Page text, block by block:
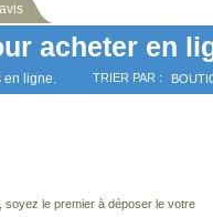
acheter en
en ligne. TRIER PAR :
soyez le premier à déposer le votre